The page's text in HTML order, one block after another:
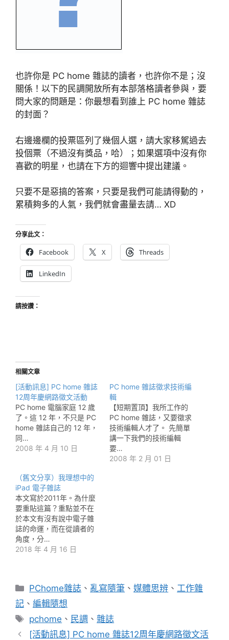
也許你是 PC home 雜誌的讀者，也許你不是；沒
關係！以下的民調開放所有本部落格讀者參與，要
問大家的問題是：你最想看到誰上 PC home 雜誌
的封面？
右邊邊欄的投票區列了幾個人選，請大家移駕過去
投個票（不過沒有獎品，哈）；如果選項中沒有你
喜歡的明星，也請在下方的迴響中提出建議。
只要不是惡搞的答案，只要是我們可能請得動的，
累積夠多的人氣，我們就會盡量去請… XD
分享此文：
Facebook X Threads
LinkedIn
請按讚：
相關文章
[活動訊息] PC home 雜誌
12周年慶網路徵文活動
PC home 電腦家庭 12 歲
了。這 12 年，不只是 PC
home 雜誌自己的 12 年，
同…
2008 年 4 月 10 日
PC home 雜誌徵求技術編
輯
【短期置頂】我所工作的
PC home 雜誌，又要徵求
技術編輯人才了。 先簡單
講一下我們的技術編輯
要…
2008 年 2 月 01 日
（舊文分享）我理想中的
iPad 電子雜誌
本文寫於2011年。為什麼
要重貼這篇？重點並不在
於本文有沒有說中電子雜
誌的命運，而在從讀者的
角度，分…
2018 年 4 月 16 日
分
類
PChome雜誌 、 亂寫隨筆 、媒體思辨 、 工作雜
記 、 編輯隨想
標
籤
pchome 、 民調 、雜誌
[活動訊息] PC home 雜誌12周年慶網路徵文活